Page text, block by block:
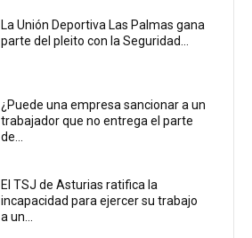
La Unión Deportiva Las Palmas gana
parte del pleito con la Seguridad...
¿Puede una empresa sancionar a un
trabajador que no entrega el parte
de...
El TSJ de Asturias ratifica la
incapacidad para ejercer su trabajo
a un...